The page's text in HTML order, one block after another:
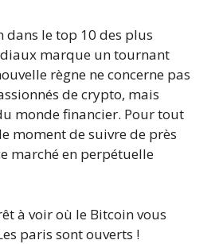
dans le top 10 des plus
marque un tournant
règne ne concerne pas
de crypto, mais
monde financier. Pour tout
moment de suivre de près
marché en perpétuelle
à voir où le Bitcoin vous
paris sont ouverts !